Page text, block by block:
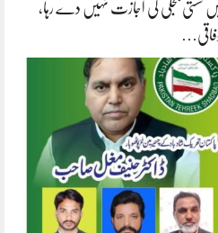
سستی بجلی کی اجازت نہیں دے رہا،